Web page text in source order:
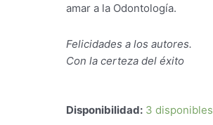
amar a la Odontología.
Felicidades a los autores.
Con la certeza del éxito
Disponibilidad: 3 disponibles
Odontología